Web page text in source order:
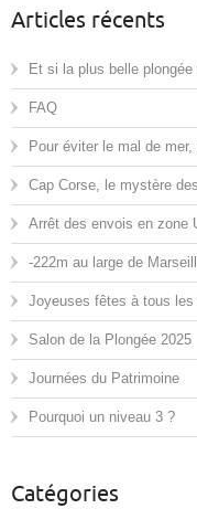
Articles récents
Et si la plus belle plongée
FAQ
Pour éviter le mal de
Cap Corse, le mystère
Arrêt des envois en zone
-222m au large de
Joyeuses fêtes à tous les
Salon de la Plongée 2025
Journées du Patrimoine
Pourquoi un niveau 3 ?
Catégories